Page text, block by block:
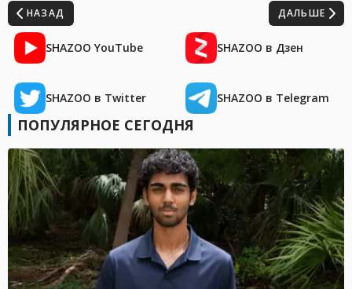
НАЗАД ДАЛЬШЕ
SHAZOO YouTube SHAZOO в Дзен
SHAZOO в Twitter SHAZOO в Telegram
ПОПУЛЯРНОЕ СЕГОДНЯ